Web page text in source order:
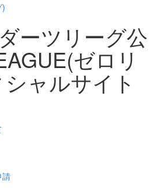
ーツリーグ公
ゼロリ
ャルサイト
請